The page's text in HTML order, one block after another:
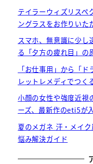
テイラーウィズリスペ
ングラスをお作りいた
スマホ、無意識に少し
る「夕方の疲れ目」の
「お仕事用」から「
レットレメディでつく
小顔の女性や強度近視
ーズ、最新作のeti5が
夏のメガネ 汗・メイ
悩み解決ガイド